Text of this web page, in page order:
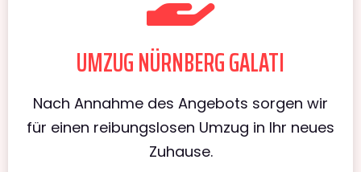
UMZUG NÜRNBERG GALATI
Nach Annahme des Angebots sorgen wir
für einen reibungslosen Umzug in Ihr neues
Zuhause.